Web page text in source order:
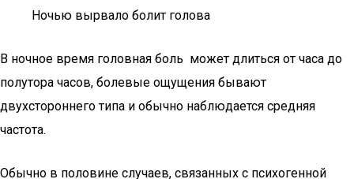
Ночью вырвало болит голова
В ночное время головная боль может длиться от часа до
полутора часов, болевые ощущения бывают
двухстороннего типа и обычно наблюдается средняя
частота.
Обычно в половине случаев, связанных с психогенной